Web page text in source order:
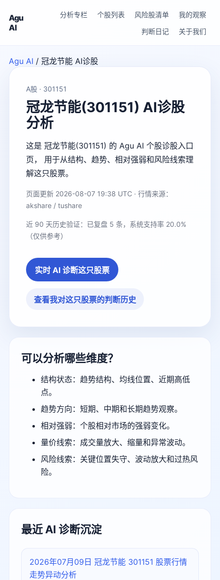
Agu
AI
分析专栏 个股列表 风险股清单
我的观察
判断日记
关于我们
Agu AI / 冠龙节能 AI诊股
A股 · 301151
冠龙节能(301151) AI诊股
分析
这是 冠龙节能(301151) 的 Agu AI 个股诊股入口
页， 用于从结构、趋势、相对强弱和风险线索理
解这只股票。
页面更新 2026-08-07 19:38 UTC · 行情来源：
akshare / tushare
近 90 天历史验证：已复盘 5 条，系统支持率 20.0%
（仅供参考）
实时 AI 诊断这只股票
查看我对这只股票的判断历史
可以分析哪些维度？
结构状态：趋势结构、均线位置、近期高低
点。
趋势方向：短期、中期和长期趋势观察。
相对强弱：个股相对市场的强弱变化。
量价线索：成交量放大、缩量和异常波动。
风险线索：关键位置失守、波动放大和过热风
险。
最近 AI 诊断沉淀
2026年07月09日 冠龙节能 301151 股票行情
走势异动分析